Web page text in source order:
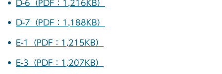
D-6（PDF：1,216KB）
D-7（PDF：1,188KB）
E-1（PDF：1,215KB）
E-3（PDF：1,207KB）